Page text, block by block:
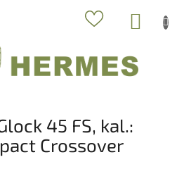
45 FS, kal.:
Crossover